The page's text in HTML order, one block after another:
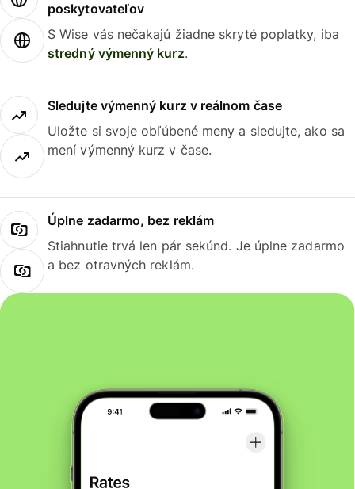
poskytovateľov
S Wise vás nečakajú žiadne skryté poplatky, iba
stredný výmenný kurz.
Sledujte výmenný kurz v reálnom čase
Uložte si svoje obľúbené meny a sledujte, ako sa
mení výmenný kurz v čase.
Úplne zadarmo, bez reklám
Stiahnutie trvá len pár sekúnd. Je úplne zadarmo
a bez otravných reklám.